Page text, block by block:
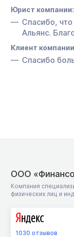
Юрист компании:
Спасибо,
Альянс.
Клиент
Спасибо
ООО
Компания
физических лиц и
1030 отзывов